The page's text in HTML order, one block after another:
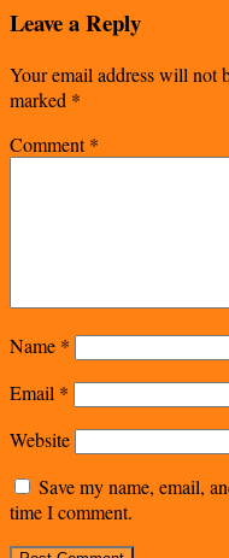
Leave a Reply
Your email address will not
marked *
Comment*
Name *
Email *
Website
Save my name, email,
time I comment.